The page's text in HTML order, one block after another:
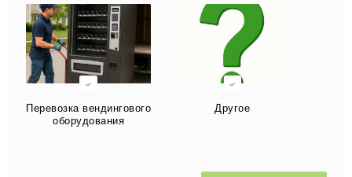
Перевозка вендингового
оборудования
Другое